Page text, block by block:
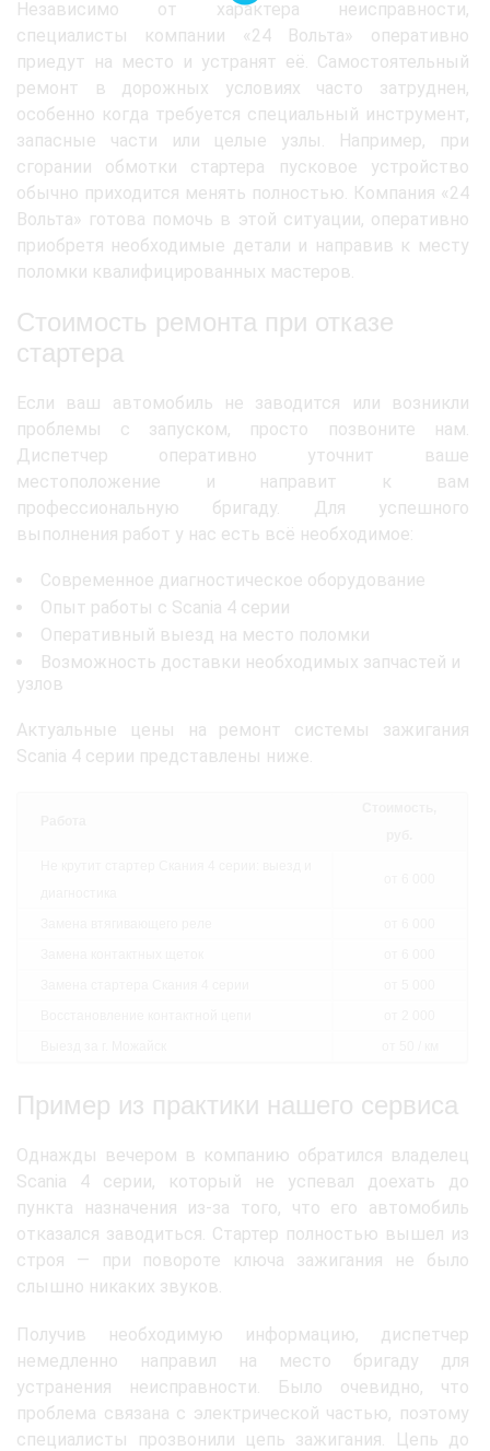
Независимо от характера неисправности,
специалисты компании «24 Вольта» оперативно
приедут на место и устранят её. Самостоятельный
ремонт в дорожных условиях часто затруднен,
особенно когда требуется специальный инструмент,
запасные части или целые узлы. Например, при
сгорании обмотки стартера пусковое устройство
обычно приходится менять полностью. Компания «24
Вольта» готова помочь в этой ситуации, оперативно
приобретя необходимые детали и направив к месту
поломки квалифицированных мастеров.
Стоимость ремонта при отказе
стартера
Если ваш автомобиль не заводится или возникли
проблемы с запуском, просто позвоните нам.
Диспетчер оперативно уточнит ваше
местоположение и направит к вам
профессиональную бригаду. Для успешного
выполнения работ у нас есть всё необходимое:
Современное диагностическое оборудование
Опыт работы с Scania 4 серии
Оперативный выезд на место поломки
Возможность доставки необходимых запчастей и
узлов
Актуальные цены на ремонт системы зажигания
Scania 4 серии представлены ниже.
Пример из практики нашего сервиса
Однажды вечером в компанию обратился владелец
Scania 4 серии, который не успевал доехать до
пункта назначения из-за того, что его автомобиль
отказался заводиться. Стартер полностью вышел из
строя — при повороте ключа зажигания не было
слышно никаких звуков.
Получив необходимую информацию, диспетчер
немедленно направил на место бригаду для
устранения неисправности. Было очевидно, что
проблема связана с электрической частью, поэтому
специалисты прозвонили цепь зажигания. Цепь до